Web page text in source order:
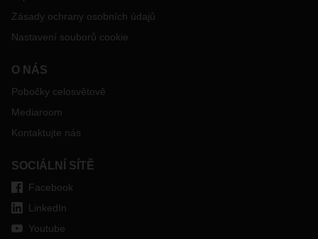
Zásady ochrany osobních údajů
Nastavení souborů cookie
O NÁS
Pobočky celosvětově
Mediaroom
Kontaktujte nás
SOCIÁLNÍ SÍTĚ
Facebook
LinkedIn
Youtube